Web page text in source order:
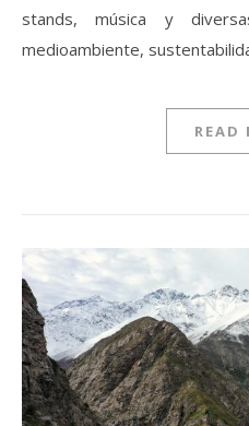
stands, música y
medioambiente,
READ